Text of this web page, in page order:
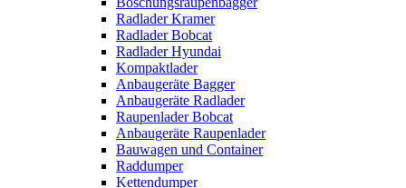
Radlader Kramer
Radlader Bobcat
Radlader Hyundai
Kompaktlader
Anbaugeräte Bagger
Anbaugeräte Radlader
Raupenlader Bobcat
Anbaugeräte Raupenlader
Bauwagen und Container
Raddumper
Kettendumper